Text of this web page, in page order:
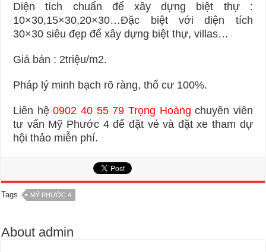
Diện tích chuẩn để xây dựng biệt thự :
10×30,15×30,20×30…Đặc biệt với diện tích
30×30 siêu đẹp để xây dựng biệt thự, villas…
Giá bán : 2triệu/m2.
Pháp lý minh bạch rõ ràng, thổ cư 100%.
Liên hệ0902 40 55 79 Trọng Hoàng chuyên viên
tư vấn Mỹ Phước 4 để đặt vé và đặt xe tham dự
hội thảo miễn phí.
Tags MỸ PHƯỚC 4
About admin